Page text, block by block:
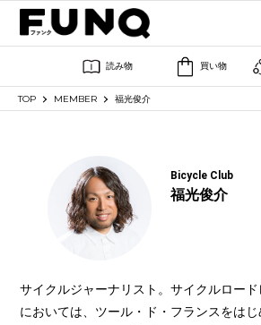
SHARE
読み物 買い物
TOP MEMBER 福光俊介
Bicycle Club
福光俊介
サイクルジャーナリスト。サイクルロー
においては、ツール・ド・フランスをは